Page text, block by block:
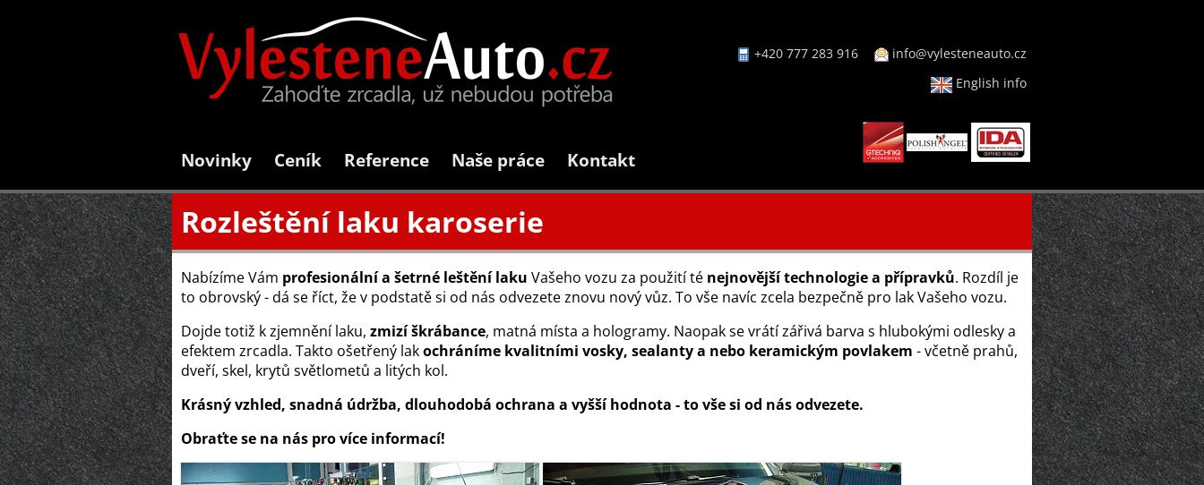
+420 777 283 916
info@vylesteneauto.cz
English info
Novinky Ceník Reference Naše práce Kontakt
Rozleštění laku karoserie
Nabízíme Vám profesionální a šetrné leštění laku Vašeho vozu za použití té nejnovější technologie a přípravků. Rozdíl je
to obrovský - dá se říct, že v podstatě si od nás odvezete znovu nový vůz. To vše navíc zcela bezpečně pro lak Vašeho vozu.
Dojde totiž k zjemnění laku, zmizí škrábance, matná místa a hologramy. Naopak se vrátí zářivá barva s hlubokými odlesky a
efektem zrcadla. Takto ošetřený lakochráníme kvalitními vosky, sealanty a nebo keramickým povlakem - včetně prahů,
dveří, skel, krytů světlometů a litých kol.
Krásný vzhled, snadná údržba, dlouhodobá ochrana a vyšší hodnota - to vše si od nás odvezete.
Obraťte se na nás pro více informací!